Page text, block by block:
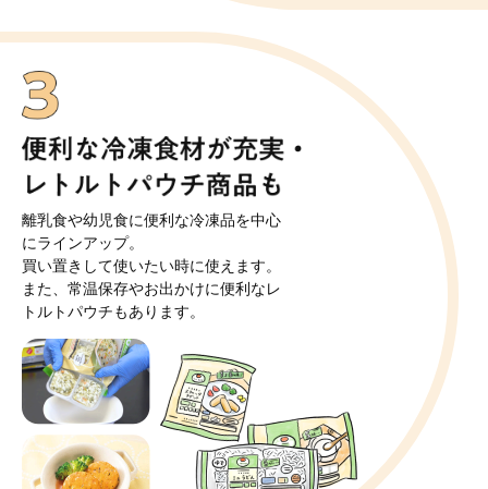
離乳食や幼児食に便利な冷凍品を中心
にラインアップ。
買い置きして使いたい時に使えます。
また、常温保存やお出かけに便利なレ
トルトパウチもあります。